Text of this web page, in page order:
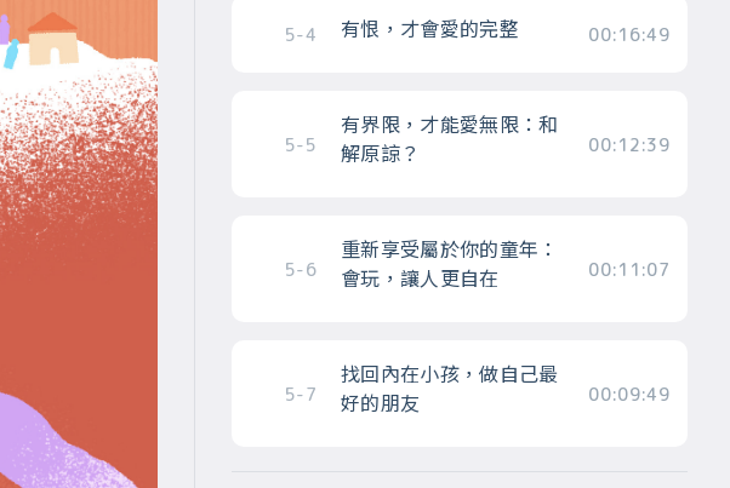
5-4 有恨，才會愛的完整 00:16:49
5-5
有界限，才能愛無限：和
解原諒？
00:12:39
5-6
重新享受屬於你的童年：
會玩，讓人更自在
00:11:07
5-7
找回內在小孩，做自己最
好的朋友
00:09:49